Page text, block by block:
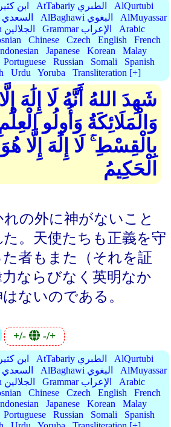
IbnKathir ابن كثير AtTabariy الطبري
AlQurtubi
AsSaadiyy السعدي AlBaghawi البغوي
AlMuyassar
AlJalalain الجلالين Grammar الإعراب
Arabic
Chinese Czech English
French
Japanese Korean
Malay
Portuguese Russian Somali
Spanish
Urdu Yoruba Transliteration [+]
شَهِدَ اللهُ أَنَّهُ لَا إِلَٰهَ
وَالْمَلَائِكَةُ وَأُولُو
بِالْقِسْطِ ۚ لَا إِلَٰهَ إِلَّا
الْحَكِيمُ
の外に神がないこと
。天使たちも正義を守
者もまた（それを証
ならびなく英明なか
ないのである。
+/- -/+
IbnKathir ابن كثير AtTabariy الطبري
AlQurtubi
AsSaadiyy السعدي AlBaghawi البغوي
AlMuyassar
AlJalalain الجلالين Grammar الإعراب
Arabic
Chinese Czech English
French
Japanese Korean
Malay
Portuguese Russian Somali
Spanish